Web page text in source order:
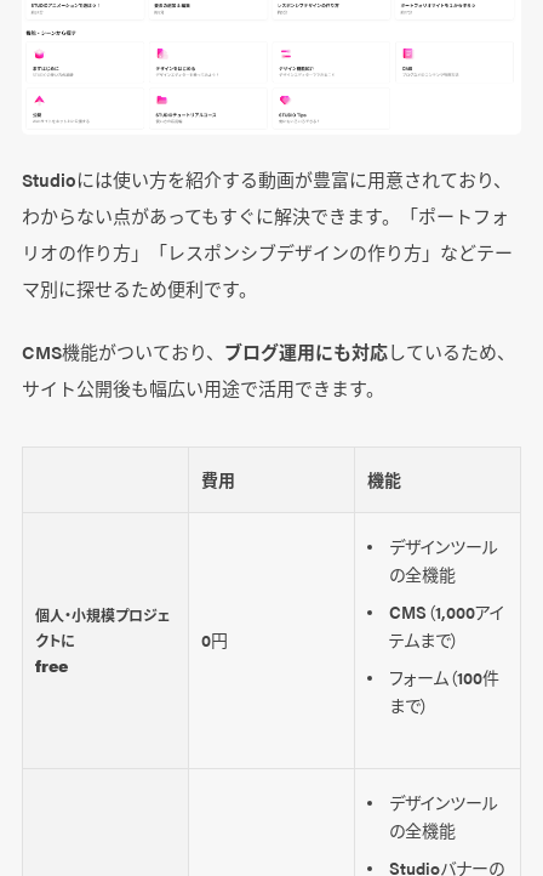
Studioには使い方を紹介する動画が豊富に用意されており、
わからない点があってもすぐに解決できます。「ポートフォ
リオの作り方」「レスポンシブデザインの作り方」などテー
マ別に探せるため便利です。
CMS機能がついており、 ブログ運用にも対応しているため、
サイト公開後も幅広い用途で活用できます。
費用 機能
個人・小規模プロジェ
クトに
free
0円
デザインツール
の全機能
CMS（1,000アイ
テムまで）
フォーム（100件
まで）
デザインツール
の全機能
Studioバナーの